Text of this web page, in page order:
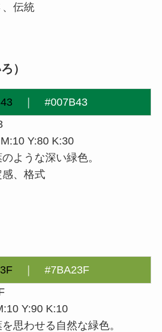
、伝統
）
#007B43
Y:80 K:30
ような深い緑色。
感、格式
｜
#7BA23F
Y:90 K:10
思わせる自然な緑色。